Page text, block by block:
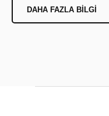
DAHA FAZLA BILGI